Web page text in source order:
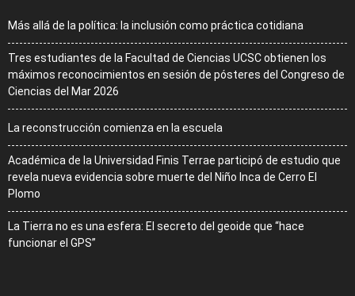
Más allá de la política: la inclusión como práctica cotidiana
Tres estudiantes de la Facultad de Ciencias UCSC obtienen los
máximos reconocimientos en sesión de pósteres del Congreso de
Ciencias del Mar 2026
La reconstrucción comienza en la escuela
Académica de la Universidad Finis Terrae participó de estudio que
revela nueva evidencia sobre muerte del Niño Inca de Cerro El
Plomo
La Tierra no es una esfera: El secreto del geoide que “hace
funcionar el GPS”